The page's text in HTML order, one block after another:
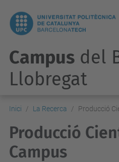
Campus del
Llobregat
Inici La Recerca Producció
Producció
Campus